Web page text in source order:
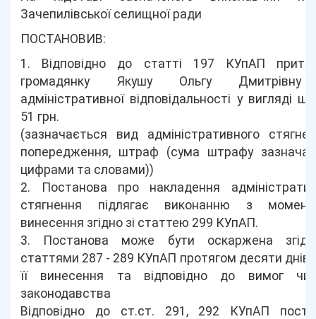
Зачепилівської селищної ради
ПОСТАНОВИВ:
1. Відповідно до статті 197 КУпАП
громадянку Якушу Ольгу
адміністративної відповідальності у вигляді
51 грн.
(зазначається вид адміністративного
попередження, штраф (сума штрафу
цифрами та словами))
2. Постанова про накладення
стягнення підлягає виконанню з
винесення згідно зі статтею 299 КУпАП.
3. Постанова може бути оскаржена
статтями 287 - 289 КУпАП протягом десяти днів
її винесення та відповідно до вимог
законодавства
Відповідно до ст.ст. 291, 292 КУпАП